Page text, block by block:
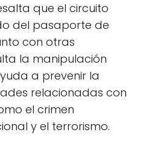
que el circuito
del pasaporte de
con otras
la manipulación
a prevenir la
relacionadas con
el crimen
y el terrorismo.